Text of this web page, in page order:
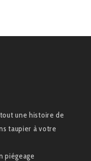
une histoire de
taupier à votre
piégeage